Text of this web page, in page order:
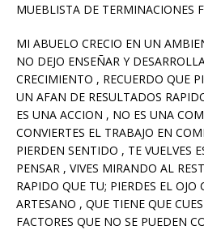
MUEBLISTA DE TERMINACIONES
MI ABUELO CRECIO EN UN
NO DEJO ENSEÑAR Y
CRECIMIENTO , RECUERDO QUE
UN AFAN DE RESULTADOS
ES UNA ACCION , NO ES UNA
CONVIERTES EL TRABAJO EN
PIERDEN SENTIDO , TE VUELVES
PENSAR , VIVES MIRANDO AL
RAPIDO QUE TU; PIERDES EL OJO
ARTESANO , QUE TIENE QUE
FACTORES QUE NO SE PUEDEN